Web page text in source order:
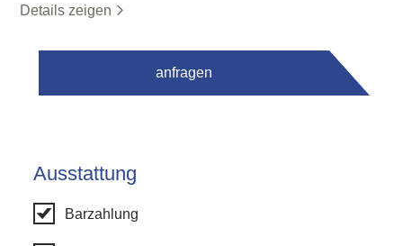
Details zeigen
anfragen
Ausstattung
Barzahlung